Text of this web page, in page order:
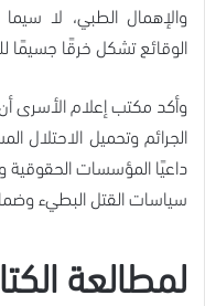
والإهمال الطبي، لا
الوقائع تشكل خرقًا جسيمًا
وأكد مكتب إعلام الأسرى
الجرائم وتحميل الاحتلال
داعيًا المؤسسات الحقوقية
سياسات القتل البطيء
لمطالعة